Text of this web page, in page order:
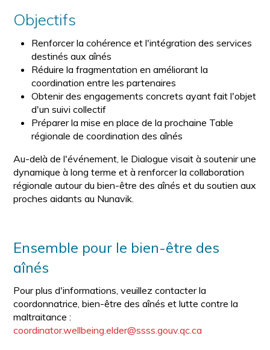
Objectifs
Renforcer la cohérence et l'intégration des services
destinés aux aînés
Réduire la fragmentation en améliorant la
coordination entre les partenaires
Obtenir des engagements concrets ayant fait l'objet
d'un suivi collectif
Préparer la mise en place de la prochaine Table
régionale de coordination des aînés
Au-delà de l'événement, le Dialogue visait à soutenir une
dynamique à long terme et à renforcer la collaboration
régionale autour du bien-être des aînés et du soutien aux
proches aidants au Nunavik.
Ensemble pour le bien-être des
aînés
Pour plus d'informations, veuillez contacter la
coordonnatrice, bien-être des aînés et lutte contre la
maltraitance :
coordinator.wellbeing.elder@ssss.gouv.qc.ca